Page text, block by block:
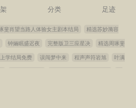
分类 足迹
斐肖望当路人体验女主剧本结局 精选苏妙漪容
钟婳眠盛迟夜 完整版卫三应星决 精选周琢斐
学结局免费 误闯梦中来 程声声符岩旭 叶满